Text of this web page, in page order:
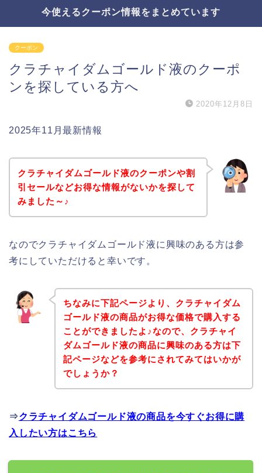
今使えるクーポン情報をまとめています
クーポン
クラチャイダムゴールド液のクーポ
ンを探している方へ
2020年12月8日
2025年11月最新情報
クラチャイダムゴールド液のクーポンや割
引セールなどお得な情報がないかを探して
みました～♪
なのでクラチャイダムゴールド液に興味のある方は参
考にしていただけると幸いです。
ちなみに下記ページより、クラチャイダム
ゴールド液の商品がお得な価格で購入する
ことができましたよ♪なので、クラチャイ
ダムゴールド液の商品に興味のある方は下
記ページなどを参考にされてみてはいかが
でしょうか？
⇒クラチャイダムゴールド液の商品を今すぐお得に購
入したい方はこちら